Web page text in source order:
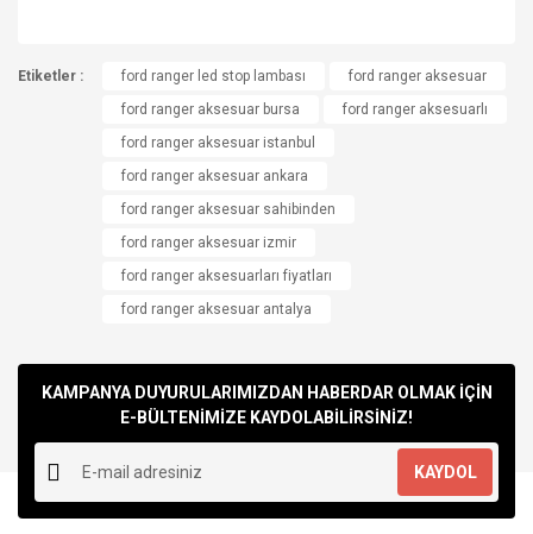
Bu ürüne ilk yorumu siz yapın!
konularda yetersiz gördüğünüz noktaları öneri formunu
kullanarak tarafımıza iletebilirsiniz.
Görüş ve önerileriniz için teşekkür ederiz.
Ürün resmi kalitesiz, bozuk veya görüntülenemiyor.
Ürün açıklamasında eksik bilgiler bulunuyor.
Ürün bilgilerinde hatalar bulunuyor.
Ürün fiyatı diğer sitelerden daha pahalı.
Bu ürüne benzer farklı alternatifler olmalı.
Etiketler : ford ranger led stop lambası
ford ranger aksesuar
ford ranger aksesuar bursa
ford ranger aksesuarlı
ford ranger aksesuar istanbul
ford ranger aksesuar ankara
ford ranger aksesuar sahibinden
ford ranger aksesuar izmir
ford ranger aksesuarları fiyatları
ford ranger aksesuar antalya
KAMPANYA DUYURULARIMIZDAN HABERDAR OLMAK İÇİN
E-BÜLTENİMİZE KAYDOLABİLİRSİNİZ!
KAYDOL